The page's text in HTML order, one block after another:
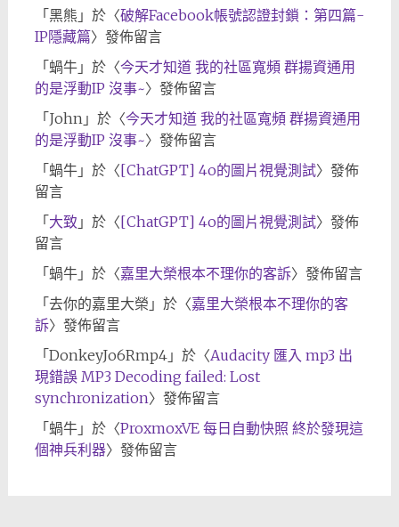
「 黑熊 」於〈破解Facebook帳號認證封鎖：第四篇-
IP隱藏篇〉發佈留言
「 蝸牛」於〈今天才知道 我的社區寬頻 群揚資通用
的是浮動IP 沒事~〉發佈留言
「 John」於〈今天才知道 我的社區寬頻 群揚資通用
的是浮動IP 沒事~〉發佈留言
「 蝸牛」於〈[ChatGPT] 4o的圖片視覺測試〉發佈
留言
「 大致 」於〈[ChatGPT] 4o的圖片視覺測試〉發佈
留言
「 蝸牛」於〈嘉里大榮根本不理你的客訴〉發佈留言
「 去你的嘉里大榮 」於〈嘉里大榮根本不理你的客
訴〉發佈留言
「 DonkeyJo6Rmp4」於〈Audacity 匯入 mp3 出
現錯誤 MP3 Decoding failed: Lost
synchronization〉發佈留言
「 蝸牛」於〈ProxmoxVE 每日自動快照 終於發現這
個神兵利器〉發佈留言